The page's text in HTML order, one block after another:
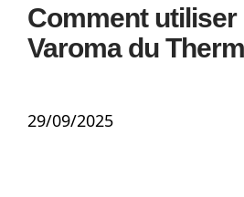
Comment
Varoma du
29/09/2025